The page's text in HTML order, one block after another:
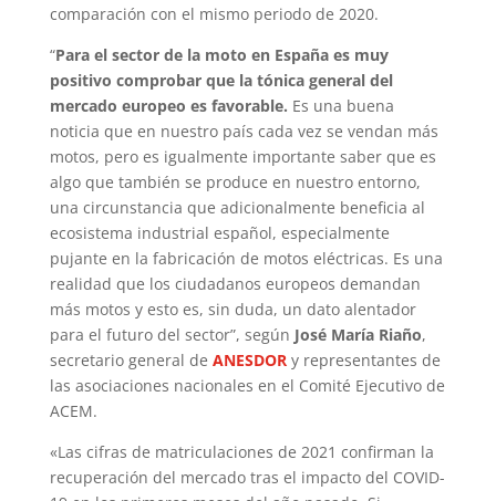
comparación con el mismo periodo de 2020.
“Para el sector de la moto en España es muy
positivo comprobar que la tónica general del
mercado europeo es favorable. Es una buena
noticia que en nuestro país cada vez se vendan más
motos, pero es igualmente importante saber que es
algo que también se produce en nuestro entorno,
una circunstancia que adicionalmente beneficia al
ecosistema industrial español, especialmente
pujante en la fabricación de motos eléctricas. Es una
realidad que los ciudadanos europeos demandan
más motos y esto es, sin duda, un dato alentador
para el futuro del sector”, según José María Riaño,
secretario general de ANESDORy representantes de
las asociaciones nacionales en el Comité Ejecutivo de
ACEM.
«Las cifras de matriculaciones de 2021 confirman la
recuperación del mercado tras el impacto del COVID-